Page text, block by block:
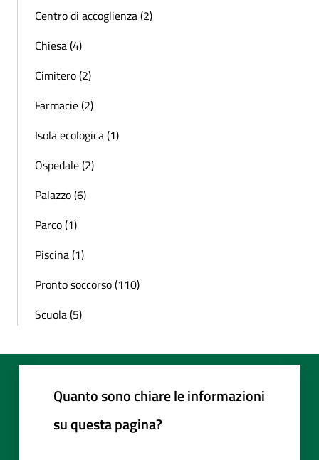
Centro di accoglienza (2)
Chiesa (4)
Cimitero (2)
Farmacie (2)
Isola ecologica (1)
Ospedale (2)
Palazzo (6)
Parco (1)
Piscina (1)
Pronto soccorso (110)
Scuola (5)
Quanto sono chiare le informazioni
su questa pagina?